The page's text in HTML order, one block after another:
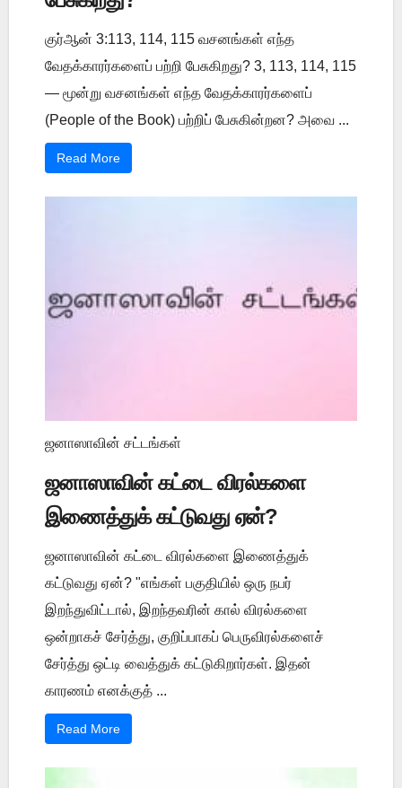
குர்ஆன் 3:113, 114, 115 வசனங்கள் எந்த
வேதக்காரர்களைப் பற்றி பேசுகிறது? 3, 113, 114, 115
— மூன்று வசனங்கள் எந்த வேதக்காரர்களைப்
(People of the Book) பற்றிப் பேசுகின்றன? அவை ...
Read More
ஜனாஸாவின் சட்டங்கள்
ஜனாஸாவின் கட்டை விரல்களை
இணைத்துக் கட்டுவது ஏன்?
ஜனாஸாவின் கட்டை விரல்களை இணைத்துக்
கட்டுவது ஏன்? "எங்கள் பகுதியில் ஒரு நபர்
இறந்துவிட்டால், இறந்தவரின் கால் விரல்களை
ஒன்றாகச் சேர்த்து, குறிப்பாகப் பெருவிரல்களைச்
சேர்த்து ஒட்டி வைத்துக் கட்டுகிறார்கள். இதன்
காரணம் எனக்குத் ...
Read More